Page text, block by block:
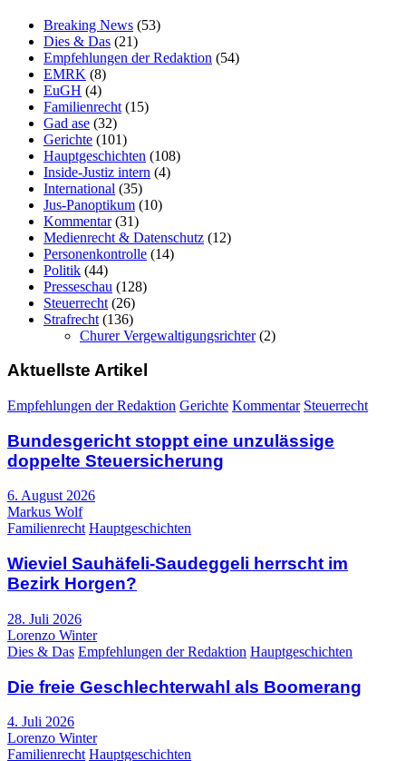
Breaking News (53)
Dies & Das (21)
Empfehlungen der Redaktion (54)
EMRK (8)
EuGH (4)
Familienrecht (15)
Gad ase (32)
Gerichte (101)
Hauptgeschichten (108)
Inside-Justiz intern (4)
International (35)
Jus-Panoptikum (10)
Kommentar(31)
Medienrecht & Datenschutz (12)
Personenkontrolle (14)
Politik (44)
Presseschau (128)
Steuerrecht (26)
Strafrecht (136)
Churer Vergewaltigungsrichter(2)
Aktuellste Artikel
Empfehlungen der Redaktion Gerichte Kommentar Steuerrecht
Bundesgericht stoppt eine unzulässige
doppelte Steuersicherung
6. August 2026
Markus Wolf
Familienrecht Hauptgeschichten
Wieviel Sauhäfeli-Saudeggeli herrscht im
Bezirk Horgen?
28. Juli 2026
Lorenzo Winter
Dies & Das Empfehlungen der Redaktion Hauptgeschichten
Die freie Geschlechterwahl als Boomerang
4. Juli 2026
Lorenzo Winter
Familienrecht Hauptgeschichten